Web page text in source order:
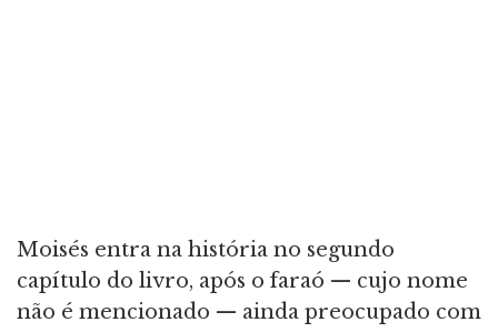
Moisés entra na história no segundo
capítulo do livro, após o faraó — cujo nome
não é mencionado — ainda preocupado com